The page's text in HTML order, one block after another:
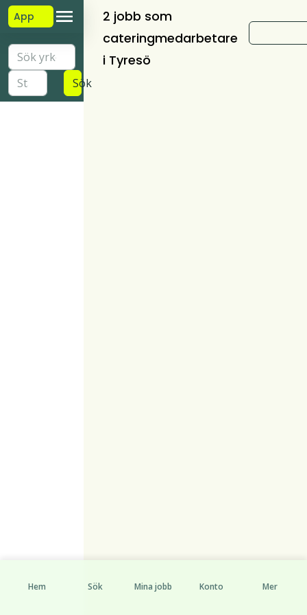
App
Sök
2 jobb som
cateringmedarbetare
i Tyresö
Hem Sök Mina jobb Konto Mer